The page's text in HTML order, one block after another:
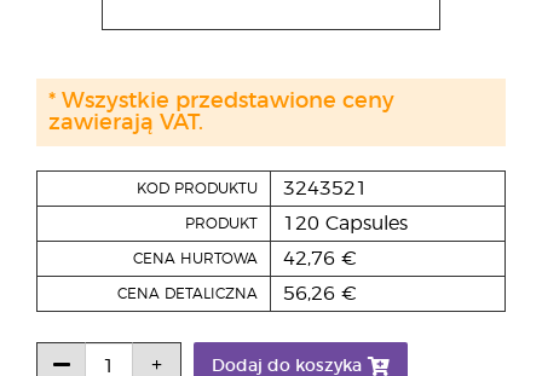
KOD PRODUKTU 3243521
PRODUKT 120 Capsules
CENA HURTOWA 42,76 €
CENA DETALICZNA 56,26 €
Dodaj do koszyka
* Wszystkie przedstawione ceny
zawierają VAT.